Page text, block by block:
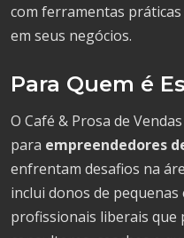
com ferramentas
em seus negócios.
Para Quem é
O Café & Prosa de
para empreendedores
enfrentam desafios na
inclui donos de pequenas
profissionais liberais que